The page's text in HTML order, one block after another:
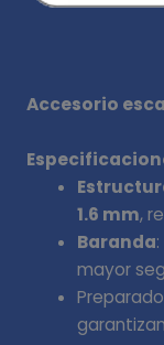
Accesorio
1.6 mm,
Baranda
mayor